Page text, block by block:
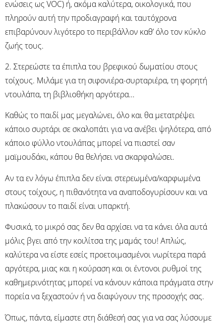
ενώσεις ως VOC) ή, ακόμα καλύτερα, οικολογικά, που
πληρούν αυτή την προδιαγραφή και ταυτόχρονα
επιβαρύνουν λιγότερο το περιβάλλον καθ’ όλο τον κύκλο
ζωής τους.
2. Στερεώστε τα έπιπλα του βρεφικού δωματίου στους
τοίχους. Μιλάμε για τη σιφονιέρα-συρταριέρα, τη φορητή
ντουλάπα, τη βιβλιοθήκη αργότερα…
Καθώς το παιδί μας μεγαλώνει, όλο και θα μετατρέψει
κάποιο συρτάρι σε σκαλοπάτι για να ανέβει ψηλότερα, από
κάποιο φύλλο ντουλάπας μπορεί να πιαστεί σαν
μαϊμουδάκι, κάπου θα θελήσει να σκαρφαλώσει.
Αν τα εν λόγω έπιπλα δεν είναι στερεωμένα/καρφωμένα
στους τοίχους, η πιθανότητα να αναποδογυρίσουν και να
πλακώσουν το παιδί είναι υπαρκτή.
Φυσικά, το μικρό σας δεν θα αρχίσει να τα κάνει όλα αυτά
μόλις βγει από την κοιλίτσα της μαμάς του! Απλώς,
καλύτερα να είστε εσείς προετοιμασμένοι νωρίτερα παρά
αργότερα, μιας και η κούραση και οι έντονοι ρυθμοί της
καθημερινότητας μπορεί να κάνουν κάποια πράγματα στην
πορεία να ξεχαστούν ή να διαφύγουν της προσοχής σας.
Όπως, πάντα, είμαστε στη διάθεσή σας για να σας λύσουμε